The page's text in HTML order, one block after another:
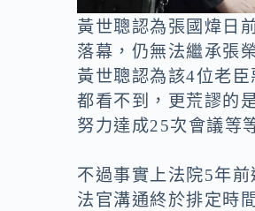
黃世聰認為張國煒日
落幕，仍無法繼承張
黃世聰認為該4位老
都看不到，更荒謬的
努力達成25次會議等
不過事實上法院5年
法官溝通終於排定時